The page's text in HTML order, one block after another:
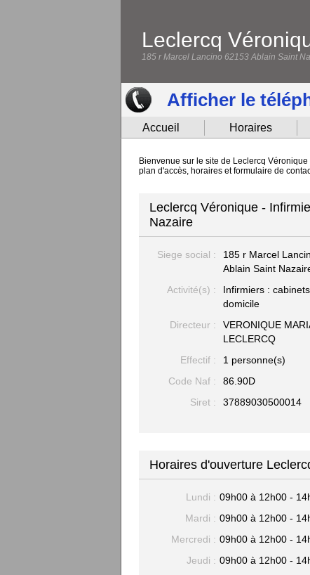
Leclercq
185 r Marcel Lancino 62153 Ablain Saint
Afficher le
Accueil Horaires
Bienvenue sur le site de Leclercq
plan d'accès, horaires et formulaire de
Leclercq Véronique -
Nazaire
Siege social : 185 r Marcel
Ablain Saint
Activité(s) :
Infirmiers :
domicile
Directeur :
VERONIQUE
LECLERCQ
Effectif :
1 personne(s)
Code Naf :
86.90D
Siret :
37889030500014
Horaires d'ouverture
Lundi : 09h00 à 12h00 -
Mardi : 09h00 à 12h00 -
Mercredi : 09h00 à 12h00 -
Jeudi : 09h00 à 12h00 -